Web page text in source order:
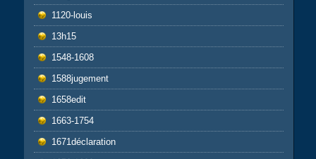
1120-louis
13h15
1548-1608
1588jugement
1658edit
1663-1754
1671déclaration